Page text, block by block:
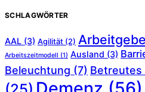
SCHLAGWÖRTER
AAL (3) Agilität (2)
Arbeitszeitmodell (1) Ausland (3)
Beleuchtung (7) Betreutes